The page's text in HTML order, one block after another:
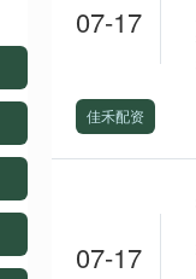
07-17
佳禾配资
07-17